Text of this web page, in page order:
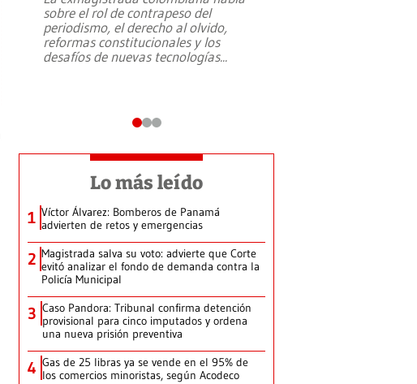
sobre el rol de contrapeso del
periodismo, el derecho al olvido,
reformas constitucionales y los
desafíos de nuevas tecnologías...
Lo más leído
1 Víctor Álvarez: Bomberos de Panamá
advierten de retos y emergencias
2 Magistrada salva su voto: advierte que Corte
evitó analizar el fondo de demanda contra la
Policía Municipal
3 Caso Pandora: Tribunal confirma detención
provisional para cinco imputados y ordena
una nueva prisión preventiva
4 Gas de 25 libras ya se vende en el 95% de
los comercios minoristas, según Acodeco